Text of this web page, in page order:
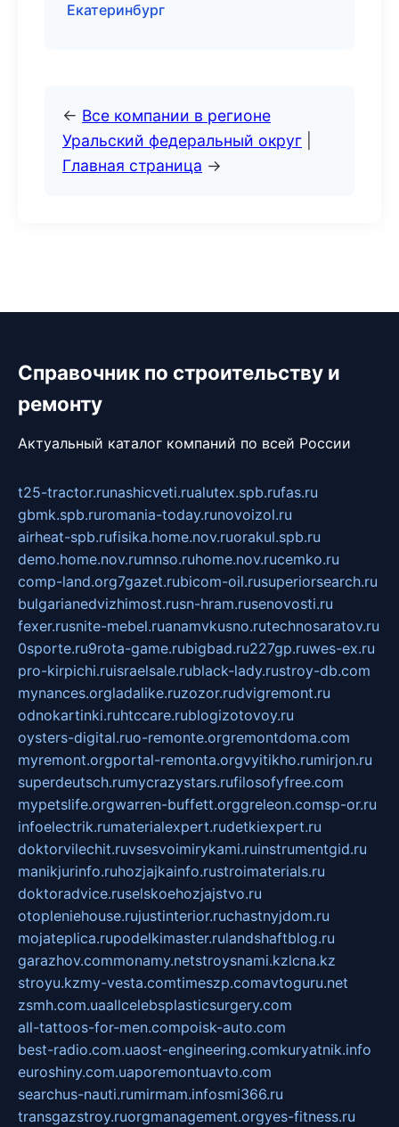
Екатеринбург
← Все компании в регионе
Уральский федеральный округ
Главная страница →
Справочник по строительству и
ремонту
Актуальный каталог компаний по всей России
t25-tractor.runashicveti.rualutex.spb.rufas.ru
gbmk.spb.ruromania-today.runovoizol.ru
airheat-spb.rufisika.home.nov.ruorakul.spb.ru
demo.home.nov.rumnso.ruhome.nov.rucemko.ru
comp-land.org7gazet.rubicom-oil.rusuperiorsearch.ru
bulgarianedvizhimost.rusn-hram.rusenovosti.ru
fexer.rusnite-mebel.ruanamvkusno.rutechnosaratov.ru
0sporte.ru9rota-game.rubigbad.ru227gp.ruwes-ex.ru
pro-kirpichi.ruisraelsale.rublack-lady.rustroy-db.com
mynances.orgladalike.ruzozor.rudvigremont.ru
odnokartinki.ruhtccare.rublogizotovoy.ru
oysters-digital.ruo-remonte.orgremontdoma.com
myremont.orgportal-remonta.orgvyitikho.rumirjon.ru
superdeutsch.rumycrazystars.rufilosofyfree.com
mypetslife.orgwarren-buffett.orggreleon.comsp-or.ru
infoelectrik.rumaterialexpert.rudetkiexpert.ru
doktorvilechit.ruvsesvoimirykami.ruinstrumentgid.ru
manikjurinfo.ruhozjajkainfo.rustroimaterials.ru
doktoradvice.ruselskoehozjajstvo.ru
otopleniehouse.rujustinterior.ruchastnyjdom.ru
mojateplica.rupodelkimaster.rulandshaftblog.ru
garazhov.commonamy.netstroysnami.kzlcna.kz
stroyu.kzmy-vesta.comtimeszp.comavtoguru.net
zsmh.com.uaallcelebsplasticsurgery.com
all-tattoos-for-men.compoisk-auto.com
best-radio.com.uaost-engineering.comkuryatnik.info
euroshiny.com.uaporemontuavto.com
searchus-nauti.rumirmam.infosmi366.ru
transgazstroy.ruorgmanagement.orgyes-fitness.ru